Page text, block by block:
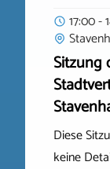
17:00 -
Sitzung
Diese
keine